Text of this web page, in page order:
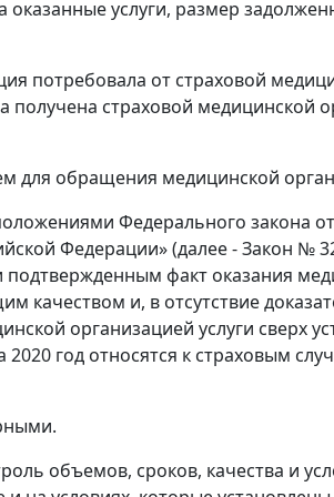
услуги, размер
потребовала от страховой
страховой медицинской
для обращения медицинской
Федерального закона
Федерации» (далее - Закон №
факт оказания
качеством и, в отсутствие
организацией услуги сверх
год относятся к страховым
объемов, сроков, качества и